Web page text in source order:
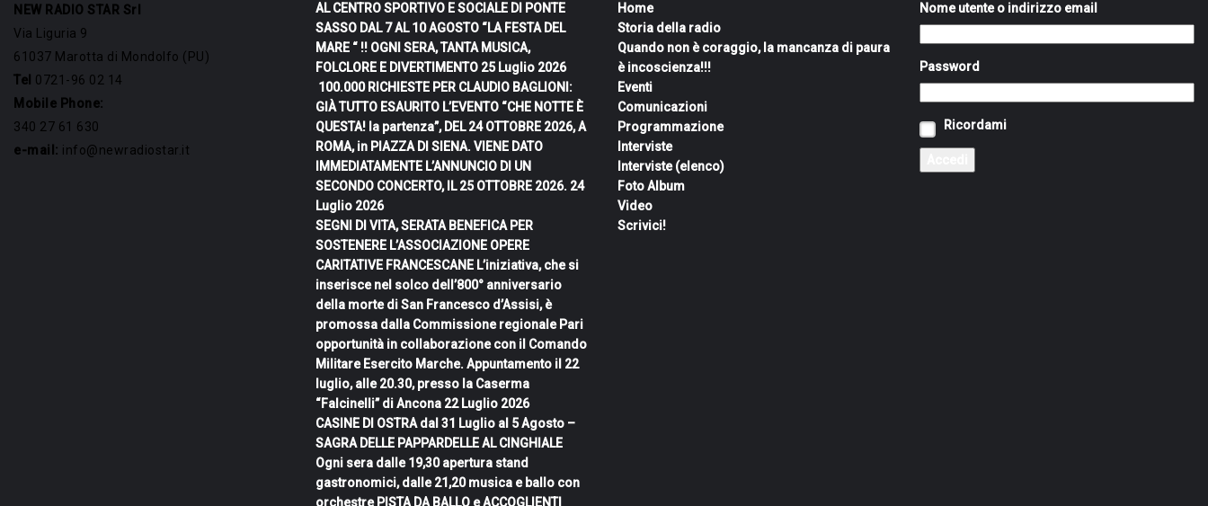
NEW RADIO STAR Srl
Via Liguria 9
61037 Marotta di Mondolfo (PU)
Tel 0721-96 02 14
Mobile Phone:
340 27 61 630
e-mail: info@newradiostar.it
AL CENTRO SPORTIVO E SOCIALE DI PONTE
SASSO DAL 7 AL 10 AGOSTO “LA FESTA DEL
MARE “ !! OGNI SERA, TANTA MUSICA,
FOLCLORE E DIVERTIMENTO 25 Luglio 2026
100.000 RICHIESTE PER CLAUDIO BAGLIONI:
GIÀ TUTTO ESAURITO L’EVENTO “CHE NOTTE È
QUESTA! la partenza”, DEL 24 OTTOBRE 2026, A
ROMA, in PIAZZA DI SIENA. VIENE DATO
IMMEDIATAMENTE L’ANNUNCIO DI UN
SECONDO CONCERTO, IL 25 OTTOBRE 2026. 24
Luglio 2026
SEGNI DI VITA, SERATA BENEFICA PER
SOSTENERE L’ASSOCIAZIONE OPERE
CARITATIVE FRANCESCANE L’iniziativa, che si
inserisce nel solco dell’800° anniversario
della morte di San Francesco d’Assisi, è
promossa dalla Commissione regionale Pari
opportunità in collaborazione con il Comando
Militare Esercito Marche. Appuntamento il 22
luglio, alle 20.30, presso la Caserma
“Falcinelli” di Ancona 22 Luglio 2026
CASINE DI OSTRA dal 31 Luglio al 5 Agosto –
SAGRA DELLE PAPPARDELLE AL CINGHIALE
Ogni sera dalle 19,30 apertura stand
gastronomici, dalle 21,20 musica e ballo con
orchestre PISTA DA BALLO e ACCOGLIENTI
Home
Storia della radio
Quando non è coraggio, la mancanza di paura
è incoscienza!!!
Eventi
Comunicazioni
Programmazione
Interviste
Interviste (elenco)
Foto Album
Video
Scrivici!
Nome utente o indirizzo email
Password
Ricordami